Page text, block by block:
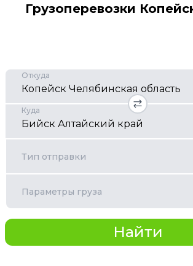
Грузоперевозки
Откуда
Куда
Тип отправки
Параметры груза
Найти